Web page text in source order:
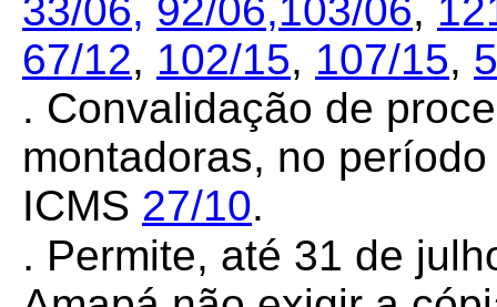
33/06, 92/06,103/06,
67/12, 102/15, 107/15,
. Convalidação de
montadoras, no
ICMS 27/10.
. Permite, até 31 de